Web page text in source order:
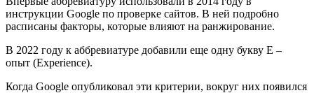
инструкции Google по проверке сайтов. В ней подробно
расписаны факторы, которые влияют на ранжирование.
В 2022 году к аббревиатуре добавили еще одну букву E –
опыт (Experience).
Когда Google опубликовал эти критерии, вокруг них появился